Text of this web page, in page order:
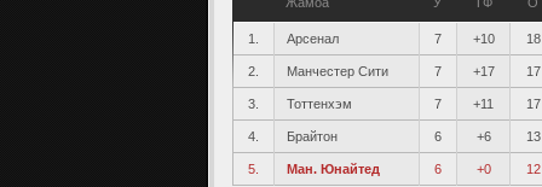
1. Арсенал 7 +10 18
2. Манчестер Сити 7 +17 17
3. Тоттенхэм 7 +11 17
4. Брайтон 6 +6 13
5. Ман. Юнайтед 6 +0 12